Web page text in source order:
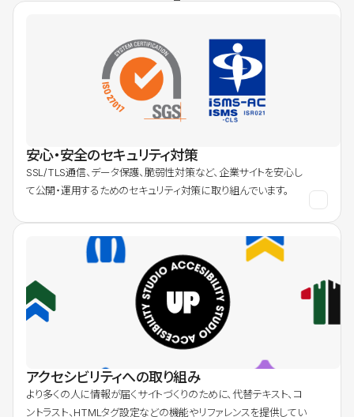
安心・安全のセキュリティ対策
SSL/TLS通信、データ保護、脆弱性対策など、企業サイトを安心し
て公開・運用するためのセキュリティ対策に取り組んでいます。
アクセシビリティへの取り組み
より多くの人に情報が届くサイトづくりのために、代替テキスト、コ
ントラスト、HTMLタグ設定などの機能やリファレンスを提供してい